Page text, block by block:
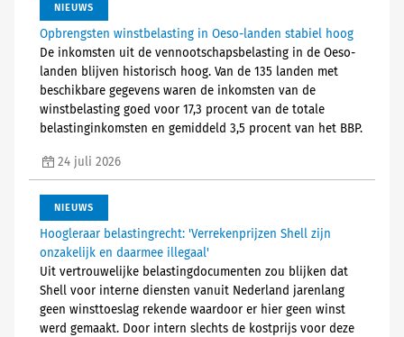
NIEUWS
Opbrengsten winstbelasting in Oeso-landen stabiel hoog
De inkomsten uit de vennootschapsbelasting in de Oeso-
landen blijven historisch hoog. Van de 135 landen met
beschikbare gegevens waren de inkomsten van de
winstbelasting goed voor 17,3 procent van de totale
belastinginkomsten en gemiddeld 3,5 procent van het BBP.
24 juli 2026
NIEUWS
Hoogleraar belastingrecht: 'Verrekenprijzen Shell zijn
onzakelijk en daarmee illegaal'
Uit vertrouwelijke belastingdocumenten zou blijken dat
Shell voor interne diensten vanuit Nederland jarenlang
geen winsttoeslag rekende waardoor er hier geen winst
werd gemaakt. Door intern slechts de kostprijs voor deze